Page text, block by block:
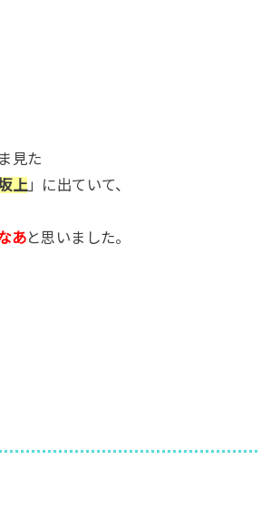
見た
上」に出ていて、
あと思いました。